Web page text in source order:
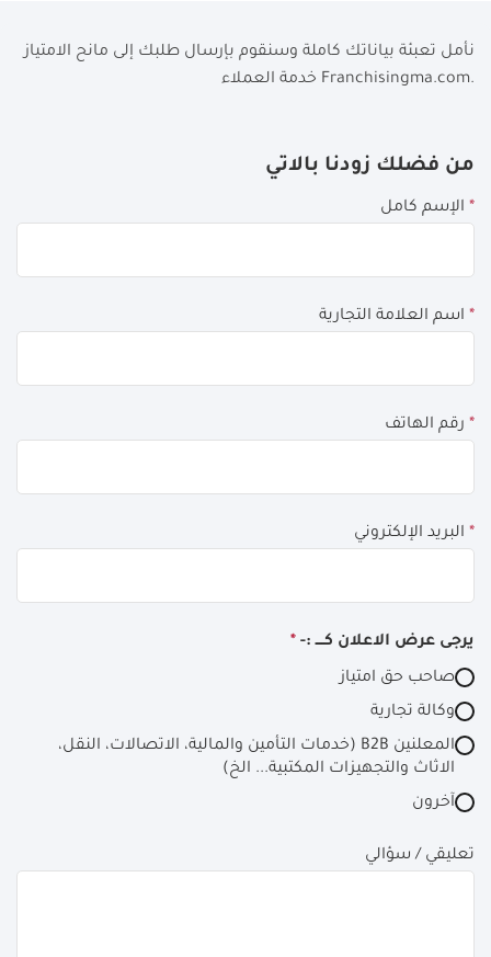
نأمل تعبئة بياناتك كاملة وسنقوم بإرسال طلبك إلى مانح الامتياز
خدمة العملاء Franchisingma.com.
من فضلك زودنا بالاتي
*
*
*
*
يرجى عرض الاعلان كــــ :- *
صاحب حق امتياز
وكالة تجارية
المعلنين B2B (خدمات التأمين والمالية، الاتصالات، النقل،
الاثاث والتجهيزات المكتبية... الخ)
آخرون
تعليقي / سؤالي
leave
blank